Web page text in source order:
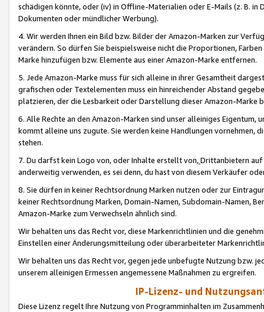
schädigen könnte, oder (iv) in Offline-Materialien oder E-Mails (z. B. in
Dokumenten oder mündlicher Werbung).
4. Wir werden Ihnen ein Bild bzw. Bilder der Amazon-Marken zur
verändern. So dürfen Sie beispielsweise nicht die Proportionen,
Marke hinzufügen bzw. Elemente aus einer Amazon-Marke entfernen.
5. Jede Amazon-Marke muss für sich alleine in ihrer Gesamtheit
grafischen oder Textelementen muss ein hinreichender Abstand
platzieren, der die Lesbarkeit oder Darstellung dieser Amazon-Marke
6. Alle Rechte an den Amazon-Marken sind unser alleiniges
kommt alleine uns zugute. Sie werden keine Handlungen vornehmen,
stehen.
7. Du darfst kein Logo von, oder Inhalte erstellt von,Drittanbietern auf
anderweitig verwenden, es sei denn, du hast von diesem Verkäufer
8. Sie dürfen in keiner Rechtsordnung Marken nutzen oder zur
keiner Rechtsordnung Marken, Domain-Namen, Subdomain-Namen,
Amazon-Marke zum Verwechseln ähnlich sind.
Wir behalten uns das Recht vor, diese Markenrichtlinien und die
Einstellen einer Änderungsmitteilung oder überarbeiteter
Wir behalten uns das Recht vor, gegen jede unbefugte Nutzung bzw.
unserem alleinigen Ermessen angemessene Maßnahmen zu ergreifen.
IP-Lizenz- und
Diese Lizenz regelt Ihre Nutzung von Programminhalten im